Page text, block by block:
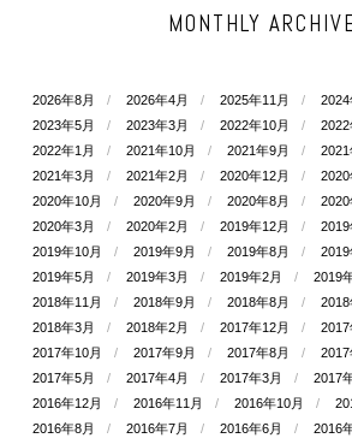
MONTHLY
2026年8月 2026年4月 2025年11月 2024
2023年5月
2023年3月 2022年10月 2022
2022年1月
2021年10月 2021年9月 2021
2021年3月
2021年2月 2020年12月
2020
2020年10月
2020年9月 2020年8月 2020
2020年3月
2020年2月 2019年12月
2019
2019年10月
2019年9月 2019年8月 2019
2019年5月
2019年3月 2019年2月 2019
2018年11月
2018年9月 2018年8月 2018
2018年3月
2018年2月 2017年12月
2017
2017年10月
2017年9月 2017年8月 2017
2017年5月
2017年4月 2017年3月 2017
2016年12月
2016年11月 2016年10月
2016年8月
2016年7月 2016年6月 2016